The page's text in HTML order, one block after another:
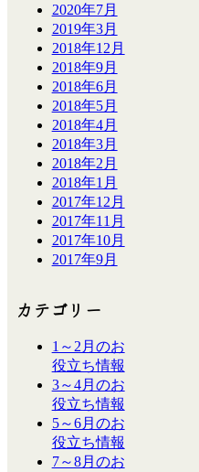
2020年7月
2019年3月
2018年12月
2018年9月
2018年6月
2018年5月
2018年4月
2018年3月
2018年2月
2018年1月
2017年12月
2017年11月
2017年10月
2017年9月
カテゴリー
1～2月のお
役立ち情報
3～4月のお
役立ち情報
5～6月のお
役立ち情報
7～8月のお